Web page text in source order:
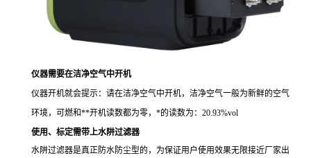
仪器需要在洁净空气中开机
仪器开机就会提示：请在洁净空气中开机，洁净空气一般为新鲜的空气
环境，可燃和**开机读数都为零，*的读数为：20.93%vol
使用、标定需带上水阱过滤器
水阱过滤器是真正防水防尘型的，为保证用户使用效果无限接近厂家出